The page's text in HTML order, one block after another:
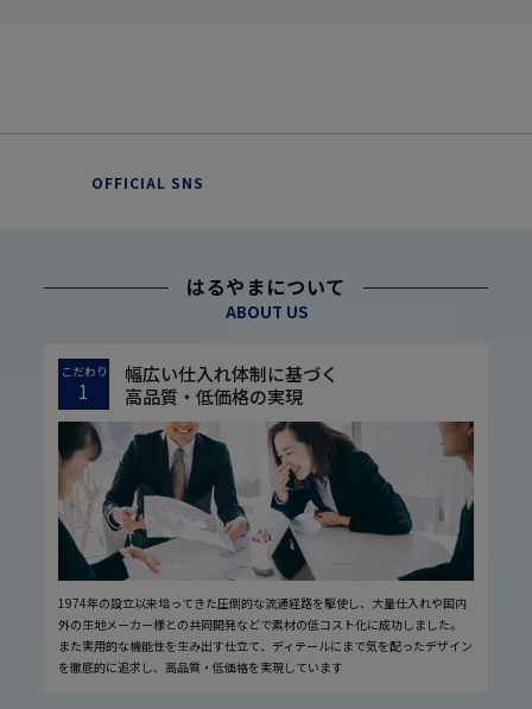
OFFICIAL SNS
はるやまについて
ABOUT US
こだわり
1
幅広い仕入れ体制に基づく
高品質・低価格の実現
1974年の設立以来培ってきた圧倒的な流通経路を駆使し、大量仕入れや国内
外の生地メーカー様との共同開発などで素材の低コスト化に成功しました。
また実用的な機能性を生み出す仕立て、ディテールにまで気を配ったデザイン
を徹底的に追求し、高品質・低価格を実現しています